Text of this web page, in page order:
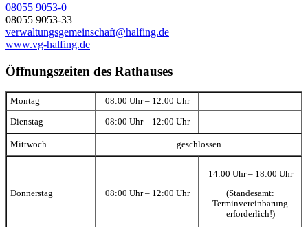
08055 9053-0
08055 9053-33
verwaltungsgemeinschaft@halfing.de
www.vg-halfing.de
Öffnungszeiten des Rathauses
Montag 08:00 Uhr – 12:00 Uhr
Dienstag 08:00 Uhr – 12:00 Uhr
Mittwoch geschlossen
Donnerstag 08:00 Uhr – 12:00 Uhr
14:00 Uhr – 18:00 Uhr
(Standesamt:
Terminvereinbarung
erforderlich!)